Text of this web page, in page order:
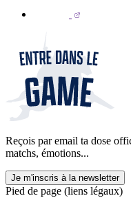
Reçois par email ta dose
matchs, émotions...
Je m'inscris à la newsletter
Pied de page (liens légaux)